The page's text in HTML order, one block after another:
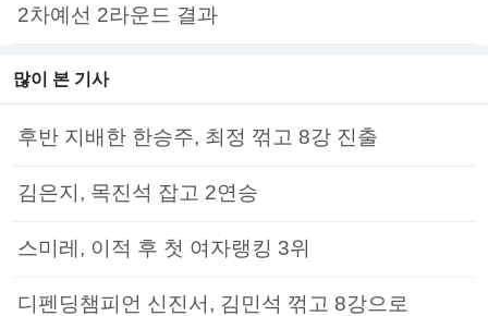
2차예선 2라운드 결과
많이 본 기사
후반 지배한 한승주, 최정 꺾고 8강 진출
김은지, 목진석 잡고 2연승
스미레, 이적 후 첫 여자랭킹 3위
디펜딩챔피언 신진서, 김민석 꺾고 8강으로